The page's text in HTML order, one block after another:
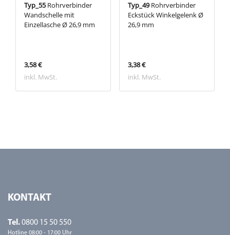
Typ_55Rohrverbinder
Wandschelle mit
Einzellasche Ø 26,9 mm
3,58 €
inkl. MwSt.
Typ_49Rohrverbinder
Eckstück Winkelgelenk Ø
26,9 mm
3,38 €
inkl. MwSt.
KONTAKT
Tel.0800 15 50 550
Hotline 08:00 - 17:00 Uhr